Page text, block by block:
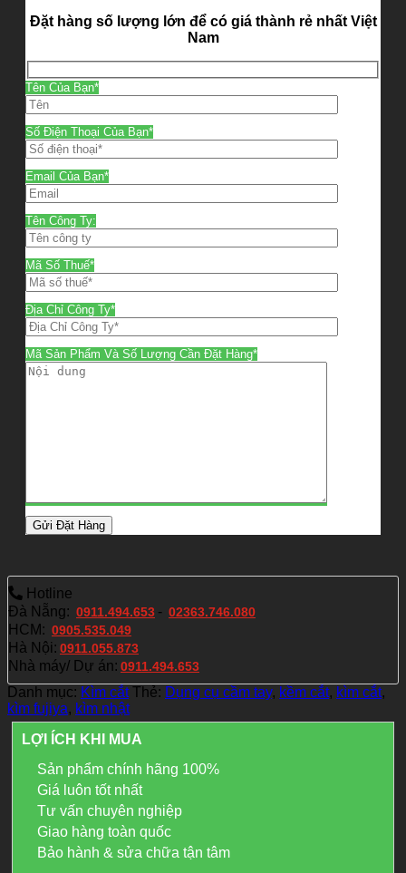
Đặt hàng số lượng lớn để có giá thành rẻ nhất Việt
Nam
Tên Của Bạn*
Số Điện Thoại Của Bạn*
Email Của Bạn*
Tên Công Ty:
Mã Số Thuế*
Địa Chỉ Công Ty*
Mã Sản Phẩm Và Số Lượng Cần Đặt Hàng*
Hotline
Đà Nẵng: 0911.494.653 - 02363.746.080
HCM: 0905.535.049
Hà Nội: 0911.055.873
Nhà máy/ Dự án: 0911.494.653
Danh mục: Kìm cắt Thẻ: Dụng cụ cầm tay, kềm cắt, kìm cắt,
kìm fujiya, kìm nhật
LỢI ÍCH KHI MUA
Sản phẩm chính hãng 100%
Giá luôn tốt nhất
Tư vấn chuyên nghiệp
Giao hàng toàn quốc
Bảo hành & sửa chữa tận tâm